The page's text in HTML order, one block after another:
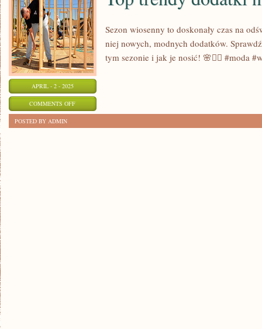
APRIL - 2 - 2025
COMMENTS OFFON
Sezon wiosenny to doskonały czas na
niej nowych, modnych dodatków.
tym sezonie i jak je nosić! 🌸💁‍♀️ #moda
POSTED BY ADMIN